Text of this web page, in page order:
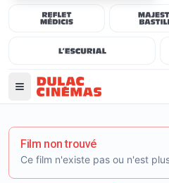
Film non trouvé
Ce film n'existe pas ou n'est